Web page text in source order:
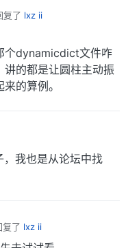
复了 lxz ii
个dynamicdict文件咋
讲的都是让圆柱主动振
的算例。
我也是从论坛中找
复了 lxz ii